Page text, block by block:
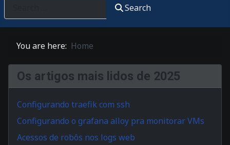
Search
You are here: Home
Os artigos mais lidos de 2025
Configurando traefik com ssh
Configurando o grafana alloy pra monitorar VMs
Acessos de robôs nos logs web